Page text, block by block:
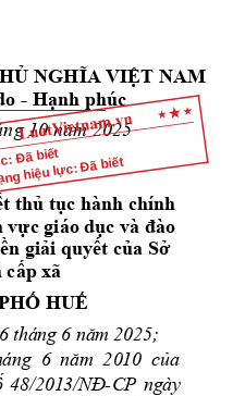
Đã biết
hiệu lực: Đã biết
NGHĨA VIỆT NAM
- Hạnh phúc
10 năm 2025
thủ tục hành chính
vực giáo dục và đào
giải quyết của Sở
cấp xã
HUẾ
tháng 6 năm 2025;
áng 6 năm 2010
  c
ủa
48/2013/NĐ-CP ngày